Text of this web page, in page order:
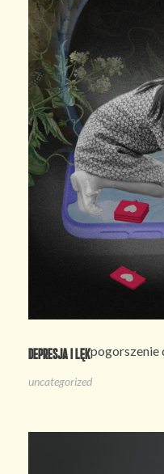
Depresja i lękpogorszenie
uncategorized